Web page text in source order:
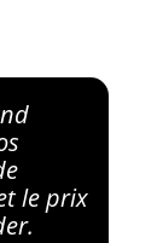
le prix